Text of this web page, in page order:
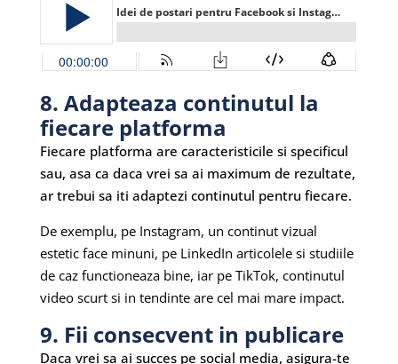
8. Adapteaza continutul la
fiecare platforma
Fiecare platforma are caracteristicile si specificul
sau, asa ca daca vrei sa ai maximum de rezultate,
ar trebui sa iti adaptezi continutul pentru fiecare.
De exemplu, pe Instagram, un continut vizual
estetic face minuni, pe LinkedIn articolele si studiile
de caz functioneaza bine, iar pe TikTok, continutul
video scurt si in tendinte are cel mai mare impact.
9. Fii consecvent in publicare
Daca vrei sa ai succes pe social media, asigura-te